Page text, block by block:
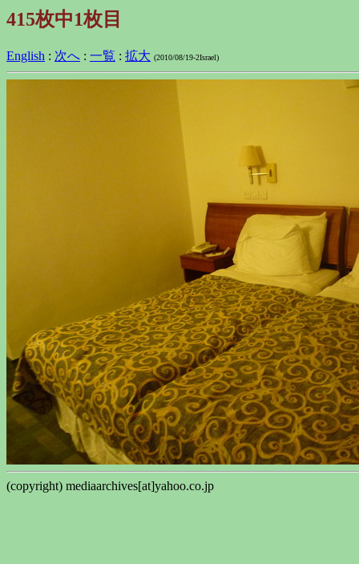
415枚中1枚目
English : 次へ : 一覧 : 拡大 (2010/08/19-2Israel)
(copyright) mediaarchives[at]yahoo.co.jp